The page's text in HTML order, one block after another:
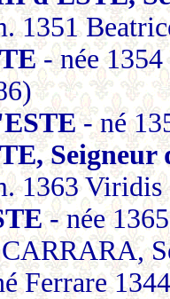
1351
- née
- né
Seigneur
1363
- née
Ferrare